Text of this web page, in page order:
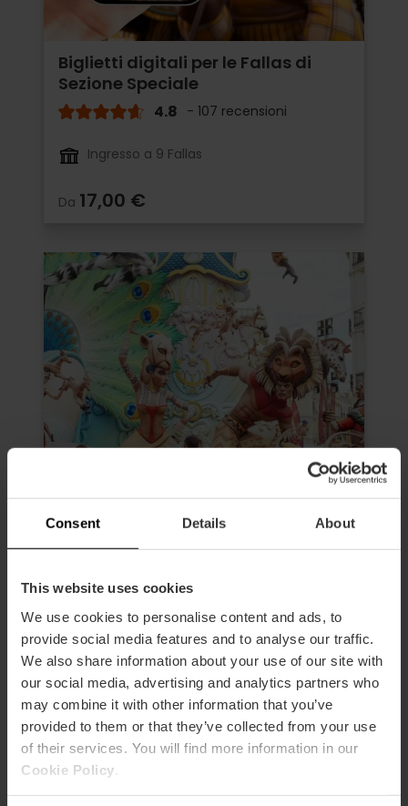
Consent Details About
This website uses cookies
We use cookies to personalise content and ads, to
provide social media features and to analyse our traffic.
We also share information about your use of our site with
our social media, advertising and analytics partners who
may combine it with other information that you’ve
provided to them or that they’ve collected from your use
of their services. You will find more information in our
Cookie Policy
Biglietti digitali per le Fallas di
Sezione Speciale
4.8 - 107 recensioni
Ingresso a 9 Fallas
Da 17,00 €
Visita guidata di mattina alle
Fallas di Valencia
4.6 - 24 recensioni
Durata: 2h 30m
Ingresso a 3 Fallas
Da19,00 €